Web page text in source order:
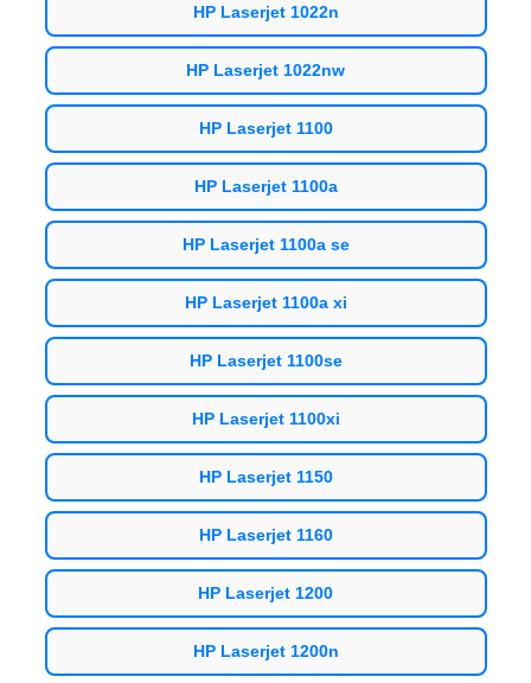
HP Laserjet 1022n
HP Laserjet 1022nw
HP Laserjet 1100
HP Laserjet 1100a
HP Laserjet 1100a se
HP Laserjet 1100a xi
HP Laserjet 1100se
HP Laserjet 1100xi
HP Laserjet 1150
HP Laserjet 1160
HP Laserjet 1200
HP Laserjet 1200n